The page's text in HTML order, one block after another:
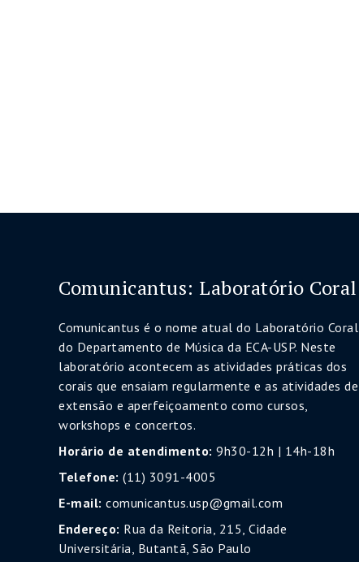
Comunicantus: Laboratório Coral
Comunicantus é o nome atual do Laboratório Coral
do Departamento de Música da ECA-USP. Neste
laboratório acontecem as atividades práticas dos
corais que ensaiam regularmente e as atividades de
extensão e aperfeiçoamento como cursos,
workshops e concertos.
Horário de atendimento: 9h30-12h | 14h-18h
Telefone: (11) 3091-4005
E-mail: comunicantus.usp@gmail.com
Endereço: Rua da Reitoria, 215, Cidade
Universitária, Butantã, São Paulo